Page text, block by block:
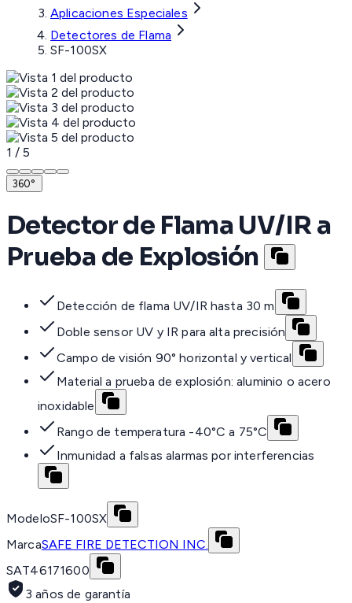
Aplicaciones Especiales
Detectores de Flama
SF-100SX
1 / 5
360°
Detector de Flama UV/IR a
Prueba de Explosión
Detección de flama UV/IR hasta 30 m
Doble sensor UV y IR para alta precisión
Campo de visión 90° horizontal y vertical
Material a prueba de explosión: aluminio o acero
inoxidable
Rango de temperatura -40°C a 75°C
Inmunidad a falsas alarmas por interferencias
ModeloSF-100SX
MarcaSAFE FIRE DETECTION INC.
SAT46171600
3 años de garantía